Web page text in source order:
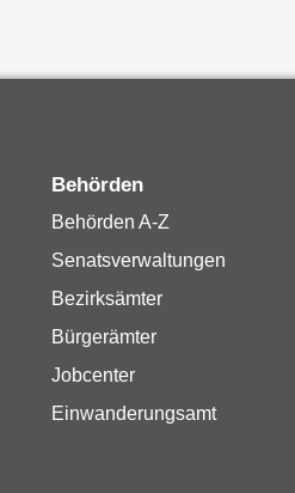
Behörden
Behörden A-Z
Senatsverwaltungen
Bezirksämter
Bürgerämter
Jobcenter
Einwanderungsamt